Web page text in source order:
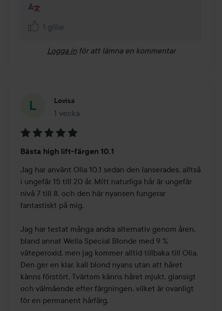
1 gillar
Logga in för att lämna en kommentar
Lovisa
1 vecka
Inlägget skapades 1 vecka
5
av
5
Bästa high lift-färgen 10.1
Jag har använt Olia 10.1 sedan den lanserades, alltså
i ungefär 15 till 20 år. Mitt naturliga hår är ungefär
nivå 7 till 8, och den här nyansen fungerar
fantastiskt på mig.
Jag har testat många andra alternativ genom åren,
bland annat Wella Special Blonde med 9 %
väteperoxid, men jag kommer alltid tillbaka till Olia.
Den ger en klar, kall blond nyans utan att håret
känns förstört. Tvärtom känns håret mjukt, glansigt
och välmående efter färgningen, vilket är ovanligt
för en permanent hårfärg.